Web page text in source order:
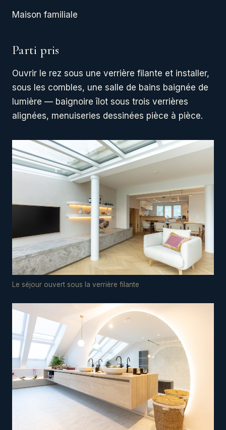
Maison familiale
Parti pris
Ouvrir le rez sous une verrière filante et installer,
sous les combles, une salle de bains baignée de
lumière — baignoire îlot sous trois verrières
alignées, menuiseries dessinées pièce à pièce.
Le séjour ouvert sous la verrière filante